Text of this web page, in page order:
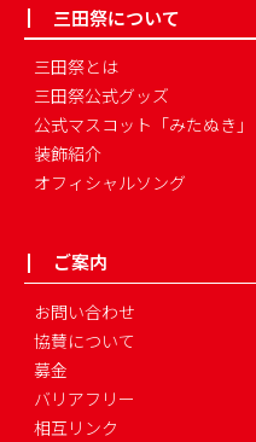
三田祭について
三田祭とは
三田祭公式グッズ
公式マスコット「みたぬき」
装飾紹介
オフィシャルソング
ご案内
お問い合わせ
協賛について
募金
バリアフリー
相互リンク